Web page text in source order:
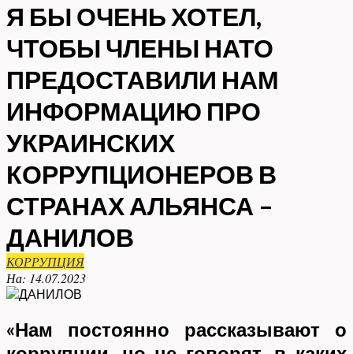
Я БЫ ОЧЕНЬ ХОТЕЛ,
ЧТОБЫ ЧЛЕНЫ НАТО
ПРЕДОСТАВИЛИ НАМ
ИНФОРМАЦИЮ ПРО
УКРАИНСКИХ
КОРРУПЦИОНЕРОВ В
СТРАНАХ АЛЬЯНСА –
ДАНИЛОВ
КОРРУПЦИЯ
На: 14.07.2023
«Нам постоянно рассказывают о